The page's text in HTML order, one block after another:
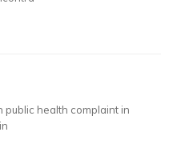
public health complaint in